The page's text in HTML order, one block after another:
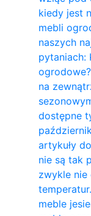
kiedy jest
mebli
naszych
pytaniach:
na
dostępne
artykuły
nie są tak
zwykle nie
meble